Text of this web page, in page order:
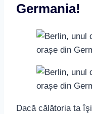
Germania!
Dacă călătoria ta